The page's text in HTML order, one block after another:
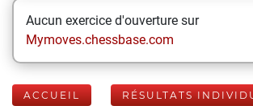
Aucun exercice d'ouverture sur
Mymoves.chessbase.com
ACCUEIL RÉSULTATS